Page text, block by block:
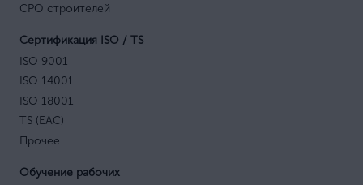
СРО строителей
Сертификация ISO / TS
ISO 9001
ISO 14001
ISO 18001
TS (EAC)
Прочее
Обучение рабочих